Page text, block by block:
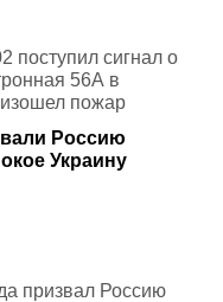
поступил сигнал о
56А в
пожар
Россию
Украину
призвал Россию